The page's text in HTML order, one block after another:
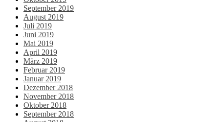
September 2019
August 2019
Juli 2019
Juni 2019
Mai 2019
April 2019
März 2019
Februar 2019
Januar 2019
Dezember 2018
November 2018
Oktober 2018
September 2018